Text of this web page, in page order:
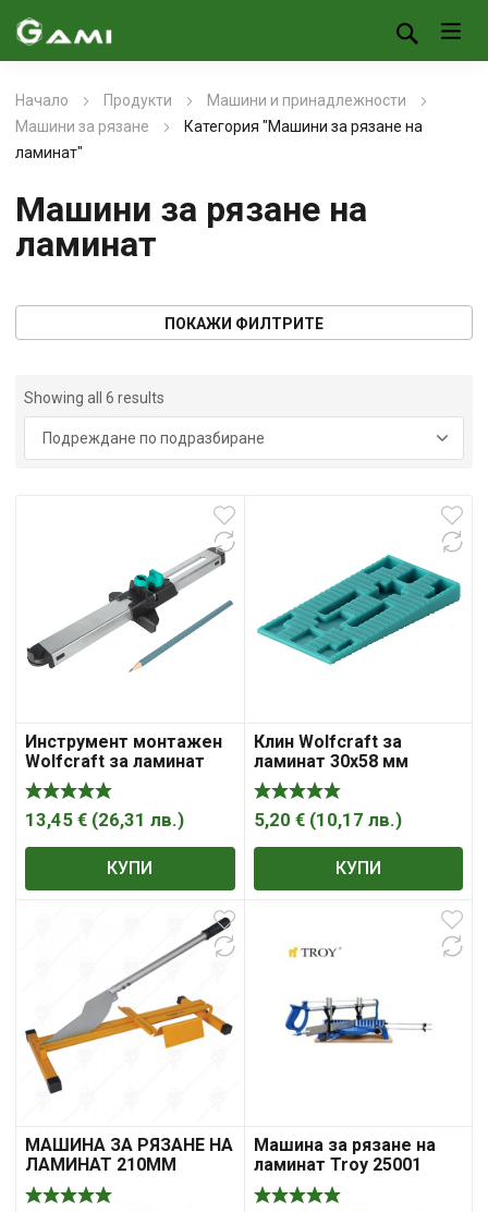
Начало Продукти
Машини и принадлежности
Машини за рязане
Категория "Машини за рязане на
ламинат"
Машини за рязане на
ламинат
ПОКАЖИ ФИЛТРИТЕ
Showing all 6 results
Инструмент монтажен
Wolfcraft за ламинат
250 мм
13,45 € (26,31 лв.)
КУПИ
Клин Wolfcraft за
ламинат 30х58 мм
5,20 € (10,17 лв.)
КУПИ
МАШИНА ЗА РЯЗАНЕ НА
ЛАМИНАТ 210ММ
HOTECHE
Машина за рязане на
ламинат Troy 25001